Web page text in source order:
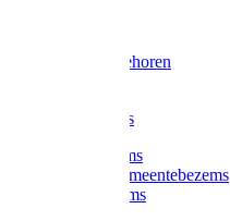
Slede toebehoren
Composters
Straatbezems
Stads- / Gemeentebezems
Terrasbezems